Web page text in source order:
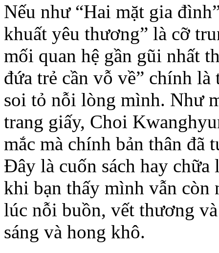
Nếu như “Hai mặt gia
khuất yêu thương” là cỡ
mối quan hệ gần gũi nhất
đứa trẻ cần vỗ về” chính
soi tỏ nỗi lòng mình. Như
trang giấy, Choi
mắc mà chính bản thân đã
Đây là cuốn sách hay chữa
khi bạn thấy mình vẫn còn
lúc nỗi buồn, vết thương
sáng và hong khô.